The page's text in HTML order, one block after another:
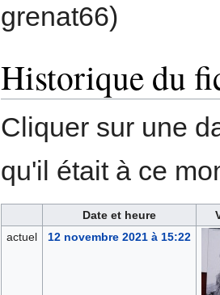
grenat66)
Historique du
Cliquer sur une
qu'il était à ce
Date et heure
actuel
12 novembre 2021 à 15:22